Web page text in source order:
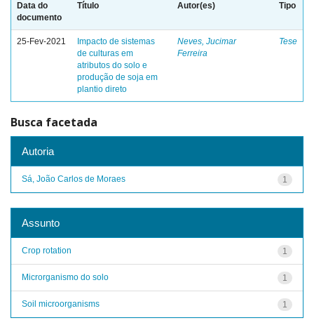
Data do
documento
Título Autor(es) Tipo
25-Fev-2021
Impacto de sistemas
de culturas em
atributos do solo e
produção de soja em
plantio direto
Neves, Jucimar
Ferreira
Tese
Busca facetada
Autoria
1
Sá, João Carlos de Moraes
Assunto
1
Crop rotation
1
Microrganismo do solo
1
Soil microorganisms